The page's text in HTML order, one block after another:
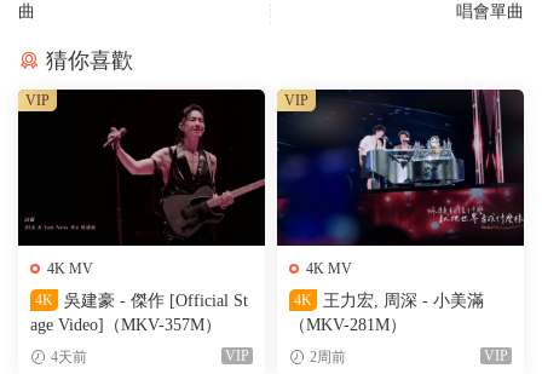
曲
唱會單曲
猜你喜歡
4K MV
4K
吳建豪 - 傑作 [Official St
age Video]（MKV-357M）
4天前 VIP
VIP
4K MV
4K
王力宏, 周深 - 小美滿
（MKV-281M）
2周前 VIP
VIP